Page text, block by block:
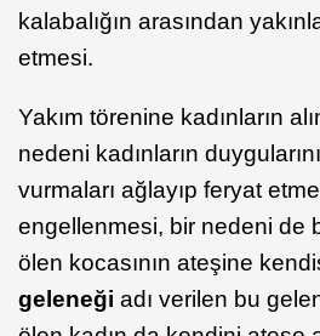
kalabalığın arasından
etmesi.
Yakım törenine kadınların
nedeni kadınların
vurmaları ağlayıp feryat
engellenmesi, bir nedeni de
ölen kocasının ateşine
geleneği adı verilen bu